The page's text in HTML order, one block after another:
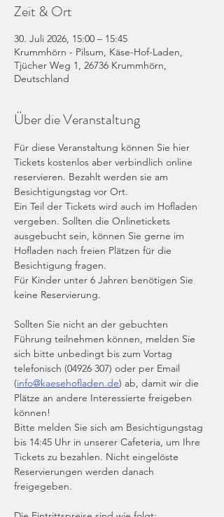
Zeit & Ort
30. Juli 2026, 15:00 – 15:45
Krummhörn - Pilsum, Käse-Hof-Laden,
Tjücher Weg 1, 26736 Krummhörn,
Deutschland
Über die Veranstaltung
Für diese Veranstaltung können Sie hier
Tickets kostenlos aber verbindlich online
reservieren. Bezahlt werden sie am
Besichtigungstag vor Ort.
Ein Teil der Tickets wird auch im Hofladen
vergeben. Sollten die Onlinetickets
ausgebucht sein, können Sie gerne im
Hofladen nach freien Plätzen für die
Besichtigung fragen.
Für Kinder unter 6 Jahren benötigen Sie
keine Reservierung.
Sollten Sie nicht an der gebuchten
Führung teilnehmen können, melden Sie
sich bitte unbedingt bis zum Vortag
telefonisch (04926 307) oder per Email
(info@kaesehofladen.de) ab, damit wir die
Plätze an andere Interessierte freigeben
können!
Bitte melden Sie sich am Besichtigungstag
bis 14:45 Uhr in unserer Cafeteria, um Ihre
Tickets zu bezahlen. Nicht eingelöste
Reservierungen werden danach
freigegeben.